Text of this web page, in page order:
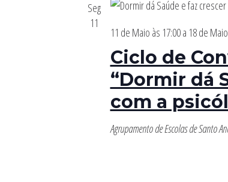
Seg
11
Ciclo de
“Dormir dá
com a
11 de Maio às 17:00a 18 de
Agrupamento de Escolas de Santo